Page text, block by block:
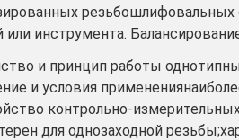
резьбошлифовальных
инструмента.
и принцип работы
и условия
контрольно-
для однозаходной